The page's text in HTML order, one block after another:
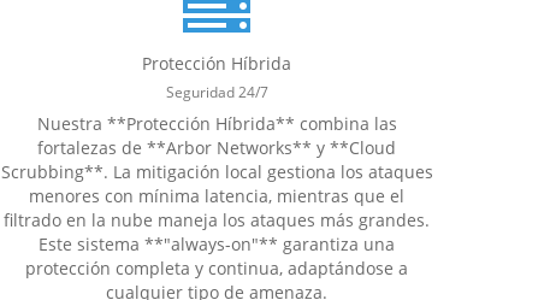
Protección Híbrida
Seguridad 24/7
Nuestra **Protección Híbrida** combina las
fortalezas de **Arbor Networks** y **Cloud
Scrubbing**. La mitigación local gestiona los ataques
menores con mínima latencia, mientras que el
filtrado en la nube maneja los ataques más grandes.
Este sistema **"always-on"** garantiza una
protección completa y continua, adaptándose a
cualquier tipo de amenaza.